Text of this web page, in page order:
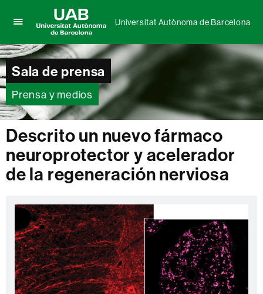
aquí
para
desplegar
el
menú
de
Universitat
Autònoma
de
Barcelona
Universitat
Autònoma
de
Universitat Autònoma de Barcelona
Sala de prensa
Prensa y medios
Descrito un nuevo fármaco
neuroprotector y acelerador
de la regeneración nerviosa